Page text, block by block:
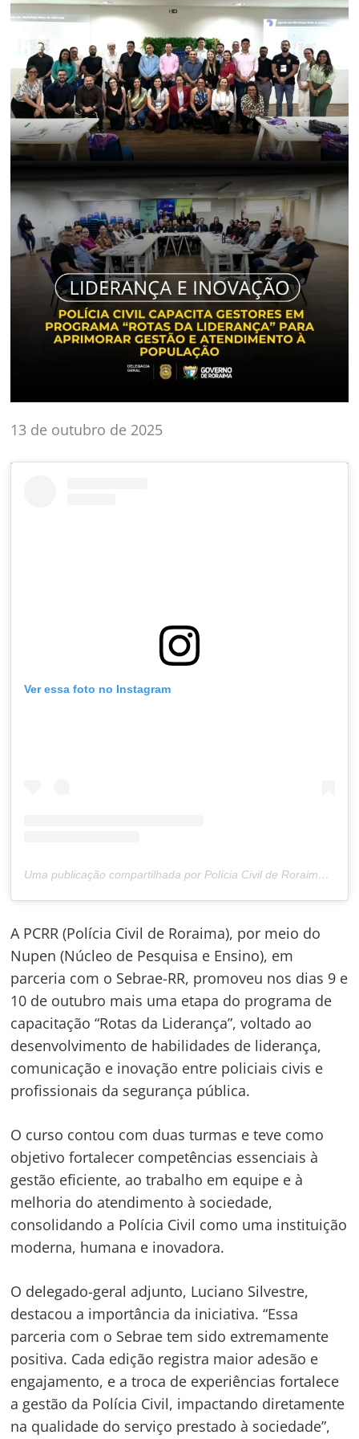
13 de outubro de 2025
Ver essa foto no Instagram
Uma publicação compartilhada por Polícia Civil de Roraima (@policiacivilderoraima)
A PCRR (Polícia Civil de Roraima), por meio do
Nupen (Núcleo de Pesquisa e Ensino), em
parceria com o Sebrae-RR, promoveu nos dias 9 e
10 de outubro mais uma etapa do programa de
capacitação “Rotas da Liderança”, voltado ao
desenvolvimento de habilidades de liderança,
comunicação e inovação entre policiais civis e
profissionais da segurança pública.
O curso contou com duas turmas e teve como
objetivo fortalecer competências essenciais à
gestão eficiente, ao trabalho em equipe e à
melhoria do atendimento à sociedade,
consolidando a Polícia Civil como uma instituição
moderna, humana e inovadora.
O delegado-geral adjunto, Luciano Silvestre,
destacou a importância da iniciativa. “Essa
parceria com o Sebrae tem sido extremamente
positiva. Cada edição registra maior adesão e
engajamento, e a troca de experiências fortalece
a gestão da Polícia Civil, impactando diretamente
na qualidade do serviço prestado à sociedade”,
Navegação
de
Post